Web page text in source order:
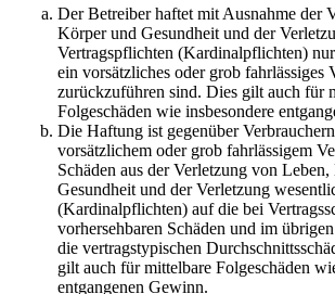
Der Betreiber haftet mit Ausnahme der
Körper und Gesundheit und der
Vertragspflichten (Kardinalpflichten)
ein vorsätzliches oder grob fahrlässiges
zurückzuführen sind. Dies gilt auch für
Folgeschäden wie insbesondere
Die Haftung ist gegenüber
vorsätzlichem oder grob fahrlässigem
Schäden aus der Verletzung von
Gesundheit und der Verletzung
(Kardinalpflichten) auf die bei
vorhersehbaren Schäden und im
die vertragstypischen
gilt auch für mittelbare Folgeschäden
entgangenen Gewinn.